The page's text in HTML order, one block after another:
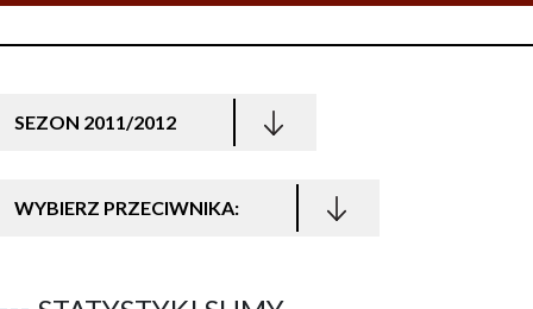
SEZON 2011/2012
WYBIERZ PRZECIWNIKA: